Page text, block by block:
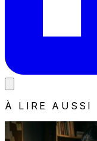
À LIRE AUSSI